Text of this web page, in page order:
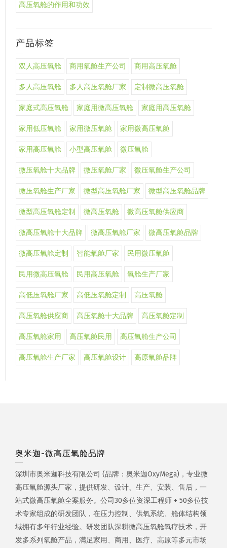
高压氧舱的作用和功效
产品标签
双人高压氧舱 商用氧舱生产公司 商用高压氧舱
多人高压氧舱 多人高压氧舱厂家 定制微高压氧舱
家庭式高压氧舱 家庭用微高压氧舱 家庭用高压氧舱
家用低压氧舱 家用微压氧舱 家用微高压氧舱
家用高压氧舱 小型高压氧舱 微压氧舱
微压氧舱十大品牌 微压氧舱厂家 微压氧舱生产公司
微压氧舱生产厂家 微型高压氧舱厂家 微型高压氧舱品牌
微型高压氧舱定制 微高压氧舱 微高压氧舱供应商
微高压氧舱十大品牌 微高压氧舱厂家 微高压氧舱品牌
微高压氧舱定制 智能氧舱厂家 民用微压氧舱
民用微高压氧舱 民用高压氧舱 氧舱生产厂家
高低压氧舱厂家 高低压氧舱定制 高压氧舱
高压氧舱供应商 高压氧舱十大品牌 高压氧舱定制
高压氧舱家用 高压氧舱民用 高压氧舱生产公司
高压氧舱生产厂家 高压氧舱设计 高原氧舱品牌
奥米迦-微高压氧舱品牌
深圳市奥米迦科技有限公司 (品牌：奥米迦OxyMega)，专业微
高压氧舱源头厂家，提供研发、设计、生产、安装、售后，一
站式微高压氧舱全案服务。公司30多位资深工程师 + 50多位技
术专家组成的研发团队，在压力控制、供氧系统、舱体结构领
域拥有多年行业经验。研发团队深耕微高压氧舱氧疗技术，开
发多系列氧舱产品，满足家用、商用、医疗、高原等多元市场